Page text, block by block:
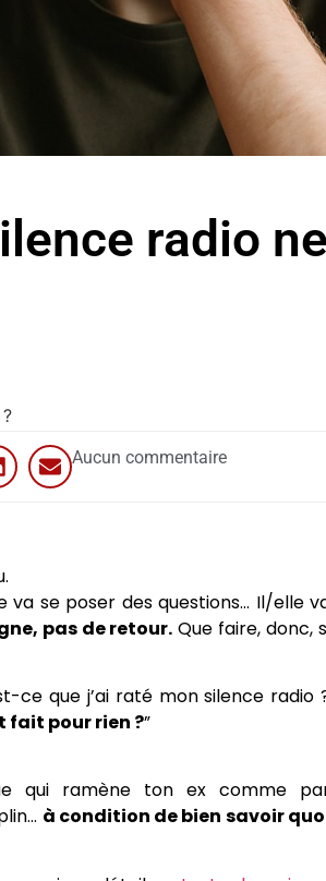
radio ne
Aucun commentaire
va se poser des questions… Il/elle
pas de retour. Que faire, donc,
ce que j’ai raté mon silence radio
fait pour rien ?”
qui ramène ton ex comme
à condition de bien savoir